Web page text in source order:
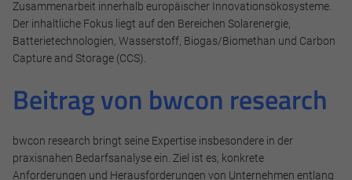
Zusammenarbeit innerhalb europäischer Innovationsökosysteme.
Der inhaltliche Fokus liegt auf den Bereichen Solarenergie,
Batterietechnologien, Wasserstoff, Biogas/Biomethan und Carbon
Capture and Storage (CCS).
Beitrag von bwcon research
bwcon research bringt seine Expertise insbesondere in der
praxisnahen Bedarfsanalyse ein. Ziel ist es, konkrete
Anforderungen und Herausforderungen von Unternehmen entlang
Notwendig
Diese werden für die Grundfunktionen der Website benötigt
und helfen dabei, unsere Website nutzbar zu machen sowie
Zugriffe auf sichere Bereiche unserer Website ermöglichen.
Cookie Informationen anzeigen